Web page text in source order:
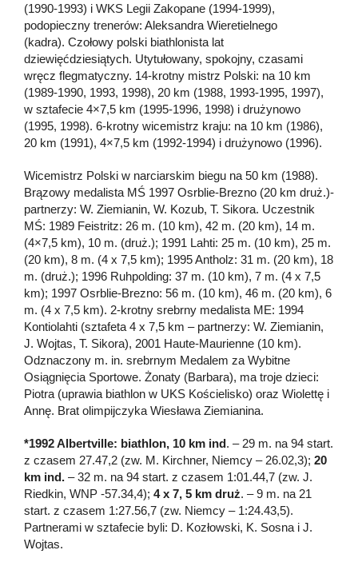
(1990-1993) i WKS Legii Zakopane (1994-1999),
podopieczny trenerów: Aleksandra Wieretielnego
(kadra). Czołowy polski biathlonista lat
dziewięćdziesiątych. Utytułowany, spokojny, czasami
wręcz flegmatyczny. 14-krotny mistrz Polski: na 10 km
(1989-1990, 1993, 1998), 20 km (1988, 1993-1995, 1997),
w sztafecie 4×7,5 km (1995-1996, 1998) i drużynowo
(1995, 1998). 6-krotny wicemistrz kraju: na 10 km (1986),
20 km (1991), 4×7,5 km (1992-1994) i drużynowo (1996).
Wicemistrz Polski w narciarskim biegu na 50 km (1988).
Brązowy medalista MŚ 1997 Osrblie-Brezno (20 km druż.)-
partnerzy: W. Ziemianin, W. Kozub, T. Sikora. Uczestnik
MŚ: 1989 Feistritz: 26 m. (10 km), 42 m. (20 km), 14 m.
(4×7,5 km), 10 m. (druż.); 1991 Lahti: 25 m. (10 km), 25 m.
(20 km), 8 m. (4 x 7,5 km); 1995 Antholz: 31 m. (20 km), 18
m. (druż.); 1996 Ruhpolding: 37 m. (10 km), 7 m. (4 x 7,5
km); 1997 Osrblie-Brezno: 56 m. (10 km), 46 m. (20 km), 6
m. (4 x 7,5 km). 2-krotny srebrny medalista ME: 1994
Kontiolahti (sztafeta 4 x 7,5 km – partnerzy: W. Ziemianin,
J. Wojtas, T. Sikora), 2001 Haute-Maurienne (10 km).
Odznaczony m. in. srebrnym Medalem za Wybitne
Osiągnięcia Sportowe. Żonaty (Barbara), ma troje dzieci:
Piotra (uprawia biathlon w UKS Kościelisko) oraz Wiolettę i
Annę. Brat olimpijczyka Wiesława Ziemianina.
*1992 Albertville: biathlon, 10 km ind. – 29 m. na 94 start.
z czasem 27.47,2 (zw. M. Kirchner, Niemcy – 26.02,3); 20
km ind. – 32 m. na 94 start. z czasem 1:01.44,7 (zw. J.
Riedkin, WNP -57.34,4); 4 x 7, 5 km druż. – 9 m. na 21
start. z czasem 1:27.56,7 (zw. Niemcy – 1:24.43,5).
Partnerami w sztafecie byli: D. Kozłowski, K. Sosna i J.
Wojtas.